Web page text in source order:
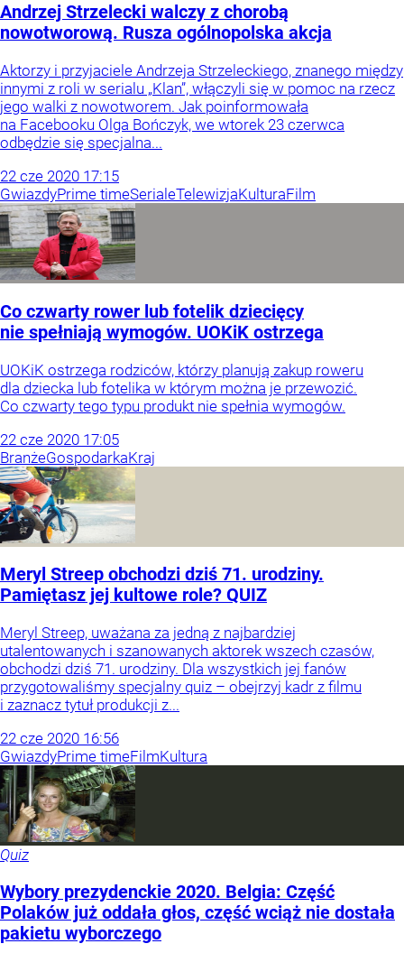
Andrzej Strzelecki walczy z chorobą
nowotworową. Rusza ogólnopolska akcja
Aktorzy i przyjaciele Andrzeja Strzeleckiego, znanego między
innymi z roli w serialu „Klan”, włączyli się w pomoc na rzecz
jego walki z nowotworem. Jak poinformowała
na Facebooku Olga Bończyk, we wtorek 23 czerwca
odbędzie się specjalna...
22 cze 2020 17:15
GwiazdyPrime timeSerialeTelewizjaKulturaFilm
Co czwarty rower lub fotelik dziecięcy
nie spełniają wymogów. UOKiK ostrzega
UOKiK ostrzega rodziców, którzy planują zakup roweru
dla dziecka lub fotelika w którym można je przewozić.
Co czwarty tego typu produkt nie spełnia wymogów.
22 cze 2020 17:05
BranżeGospodarkaKraj
Meryl Streep obchodzi dziś 71. urodziny.
Pamiętasz jej kultowe role? QUIZ
Meryl Streep, uważana za jedną z najbardziej
utalentowanych i szanowanych aktorek wszech czasów,
obchodzi dziś 71. urodziny. Dla wszystkich jej fanów
przygotowaliśmy specjalny quiz – obejrzyj kadr z filmu
i zaznacz tytuł produkcji z...
22 cze 2020 16:56
GwiazdyPrime timeFilmKultura
Quiz
Wybory prezydenckie 2020. Belgia: Część
Polaków już oddała głos, część wciąż nie dostała
pakietu wyborczego